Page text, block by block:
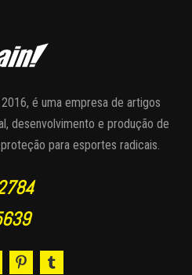
é uma empresa de artigos
desenvolvimento e produção de
para esportes radicais.